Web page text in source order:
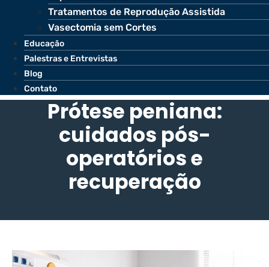
Tratamentos de Reprodução Assistida
Vasectomia sem Cortes
Educação
Palestras e Entrevistas
Blog
Contato
Prótese peniana:
cuidados pós-
operatórios e
recuperação